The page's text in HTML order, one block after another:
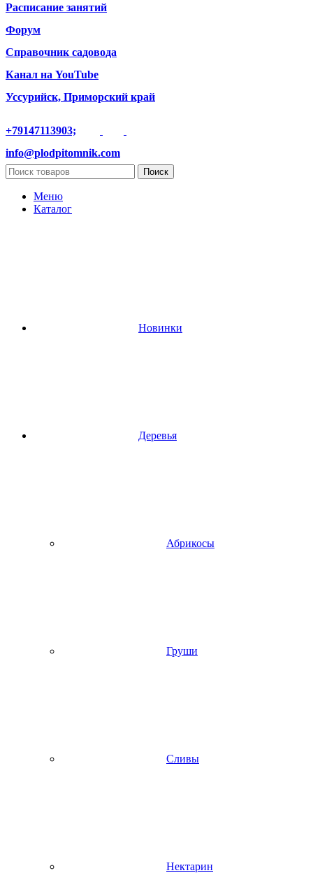
Расписание занятий
Форум
Справочник садовода
Канал на YouTube
Уссурийск, Приморский край
+79147113903;
info@plodpitomnik.com
Поиск
Меню
Каталог
Новинки
Деревья
Абрикосы
Груши
Сливы
Нектарин